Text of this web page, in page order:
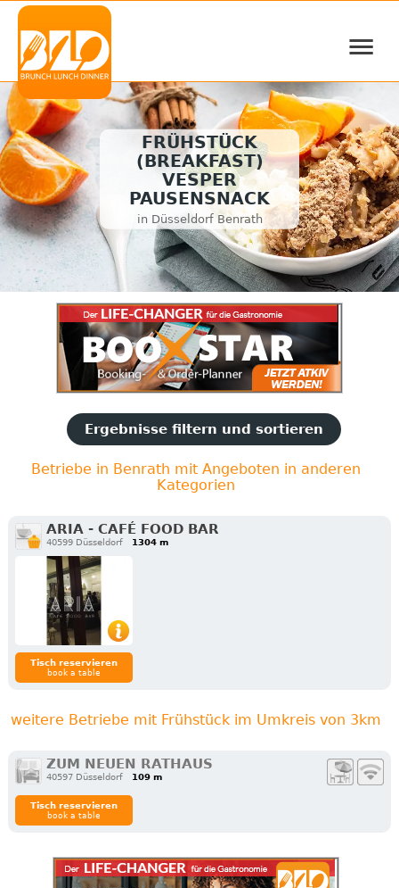
≡
FRÜHSTÜCK
(BREAKFAST)
VESPER
PAUSENSNACK
in Düsseldorf Benrath
Ergebnisse filtern und sortieren
Betriebe in Benrath mit Angeboten in anderen
Kategorien
ARIA - CAFÉ FOOD BAR
40599 Düsseldorf 1304 m
Tisch reservieren
book a table
weitere Betriebe mit Frühstück im Umkreis von 3km
ZUM NEUEN RATHAUS
40597 Düsseldorf 109 m
Tisch reservieren
book a table